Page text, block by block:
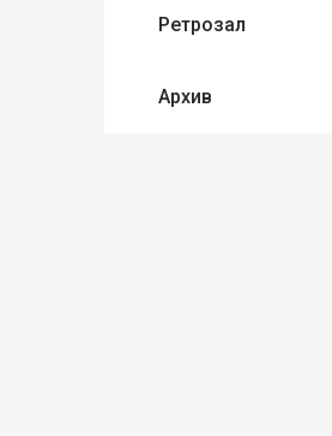
Ретрозал
Архив